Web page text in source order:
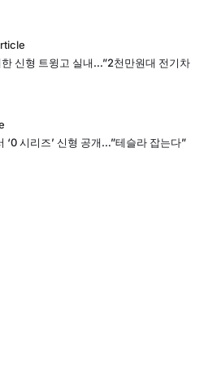
한 신형 트윙고 실내…”2천만원대 전기차
‘0 시리즈’ 신형 공개…”테슬라 잡는다”